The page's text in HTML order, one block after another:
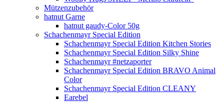
Mützenzubehör
hatnut Garne
hatnut gaudy-Color 50g
Schachenmayr Special Edition
Schachenmayr Special Edition Kitchen Stories
Schachenmayr Special Edition Silky Shine
Schachenmayr #netzaporter
Schachenmayr Special Edition BRAVO Animal
Color
Schachenmayr Special Edition CLEANY
Earebel